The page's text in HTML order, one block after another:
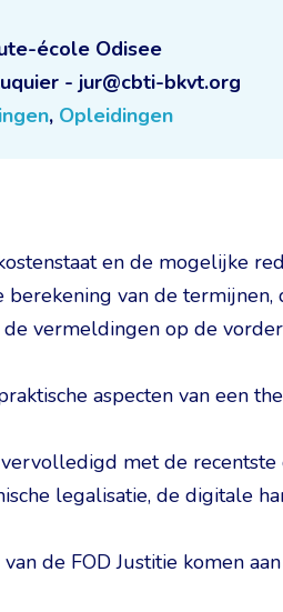
école Odisee
- jur@cbti-bkvt.org
, Opleidingen
en de mogelijke
van de
vermeldingen op de
aspecten van een
met de
legalisatie, de digitale
de FOD Justitie komen